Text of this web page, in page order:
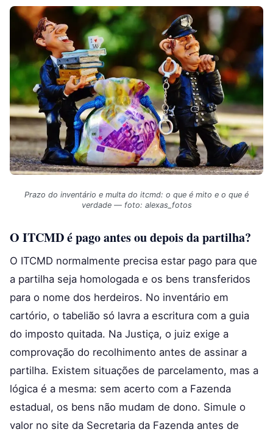
Prazo do inventário e multa do itcmd: o que é mito e o que é
verdade — foto: alexas_fotos
O ITCMD é pago antes ou depois da partilha?
O ITCMD normalmente precisa estar pago para que
a partilha seja homologada e os bens transferidos
para o nome dos herdeiros. No inventário em
cartório, o tabelião só lavra a escritura com a guia
do imposto quitada. Na Justiça, o juiz exige a
comprovação do recolhimento antes de assinar a
partilha. Existem situações de parcelamento, mas a
lógica é a mesma: sem acerto com a Fazenda
estadual, os bens não mudam de dono. Simule o
valor no site da Secretaria da Fazenda antes de